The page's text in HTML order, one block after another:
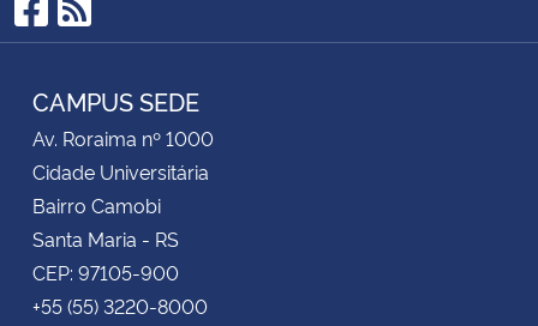
Facebook
RSS
CAMPUS SEDE
Av. Roraima nº 1000
Cidade Universitária
Bairro Camobi
Santa Maria - RS
CEP: 97105-900
+55 (55) 3220-8000